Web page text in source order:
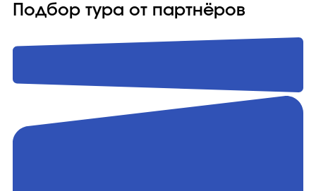
Подбор тура от партнёров